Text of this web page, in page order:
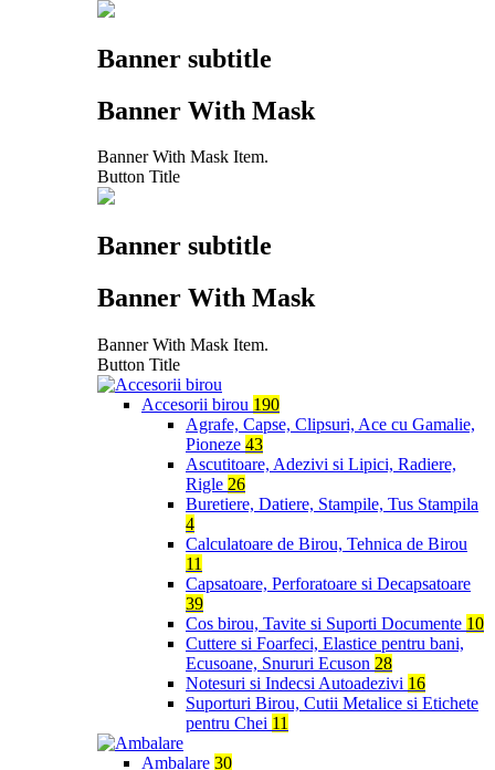
Banner subtitle
Banner With Mask
Banner With Mask Item.
Button Title
Banner subtitle
Banner With Mask
Banner With Mask Item.
Button Title
Accesorii birou 190
Agrafe, Capse, Clipsuri, Ace cu Gamalie,
Pioneze 43
Ascutitoare, Adezivi si Lipici, Radiere,
Rigle 26
Buretiere, Datiere, Stampile, Tus Stampila
4
Calculatoare de Birou, Tehnica de Birou
11
Capsatoare, Perforatoare si Decapsatoare
39
Cos birou, Tavite si Suporti Documente 10
Cuttere si Foarfeci, Elastice pentru bani,
Ecusoane, Snururi Ecuson 28
Notesuri si Indecsi Autoadezivi 16
Suporturi Birou, Cutii Metalice si Etichete
pentru Chei 11
Ambalare 30